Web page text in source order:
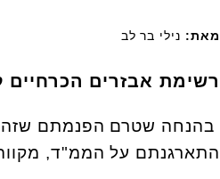
מאת: נילי בר לב
רשימת אבזרים
בהנחה שטרם הפנמתם שזה
התארגנתם על הממ"ד,